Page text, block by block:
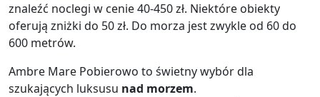
znaleźć noclegi w cenie 40-450 zł. Niektóre obiekty
oferują zniżki do 50 zł. Do morza jest zwykle od 60 do
600 metrów.
Ambre Mare Pobierowo to świetny wybór dla
szukających luksusu nad morzem.